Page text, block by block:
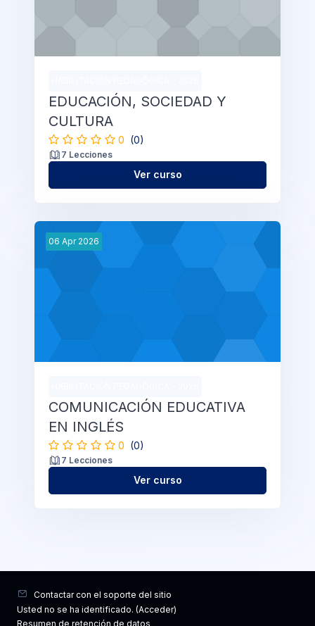
EDUCACIÓN, SOCIEDAD Y
CULTURA
0 (0)
7 Lecciones
Ver curso
06 Apr 2026
COMUNICACIÓN EDUCATIVA
EN INGLÉS
0 (0)
7 Lecciones
Ver curso
Contactar con el soporte del sitio
Usted no se ha identificado. (Acceder)
Resumen de retención de datos